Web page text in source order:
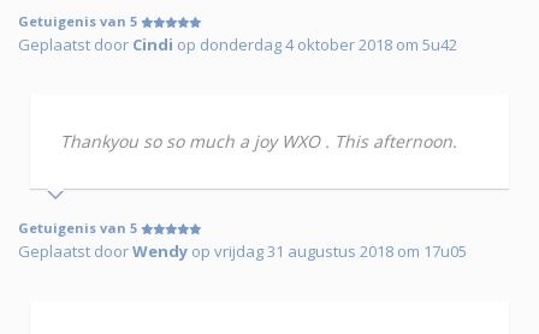
Getuigenis van 5
Geplaatst door Cindi op donderdag 4 oktober 2018 om 5u42
Thankyou so so much a joy WXO . This afternoon.
Getuigenis van 5
Geplaatst doorWendy op vrijdag 31 augustus 2018 om 17u05